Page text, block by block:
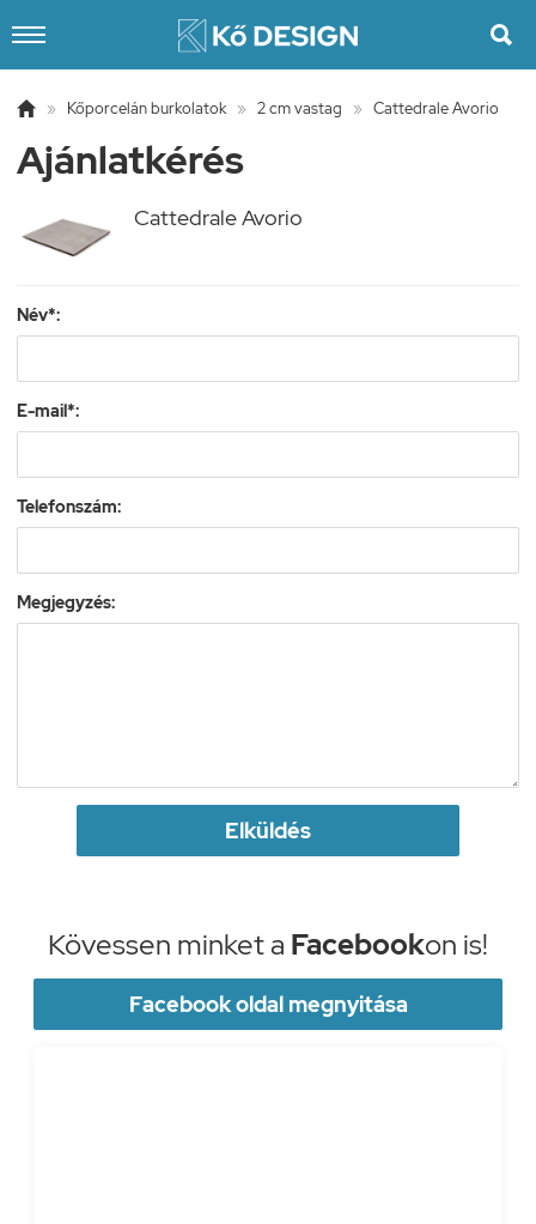

 » Kőporcelán burkolatok » 2 cm vastag » Cattedrale Avorio
Ajánlatkérés
Cattedrale Avorio
Név*:
E-mail*:
Telefonszám:
Megjegyzés:
Elküldés
Kövessen minket a Facebookon is!
Facebook oldal megnyitása